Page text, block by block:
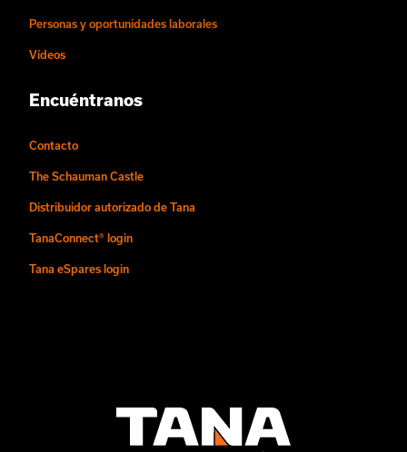
Personas y oportunidades laborales
Vídeos
Encuéntranos
Contacto
The Schauman Castle
Distribuidor autorizado de Tana
TanaConnect® login
Tana eSpares login